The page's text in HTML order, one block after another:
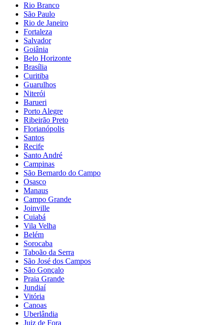
Rio Branco
São Paulo
Rio de Janeiro
Fortaleza
Salvador
Goiânia
Belo Horizonte
Brasília
Curitiba
Guarulhos
Niterói
Barueri
Porto Alegre
Ribeirão Preto
Florianópolis
Santos
Recife
Santo André
Campinas
São Bernardo do Campo
Osasco
Manaus
Campo Grande
Joinville
Cuiabá
Vila Velha
Belém
Sorocaba
Taboão da Serra
São José dos Campos
São Gonçalo
Praia Grande
Jundiaí
Vitória
Canoas
Uberlândia
Juiz de Fora